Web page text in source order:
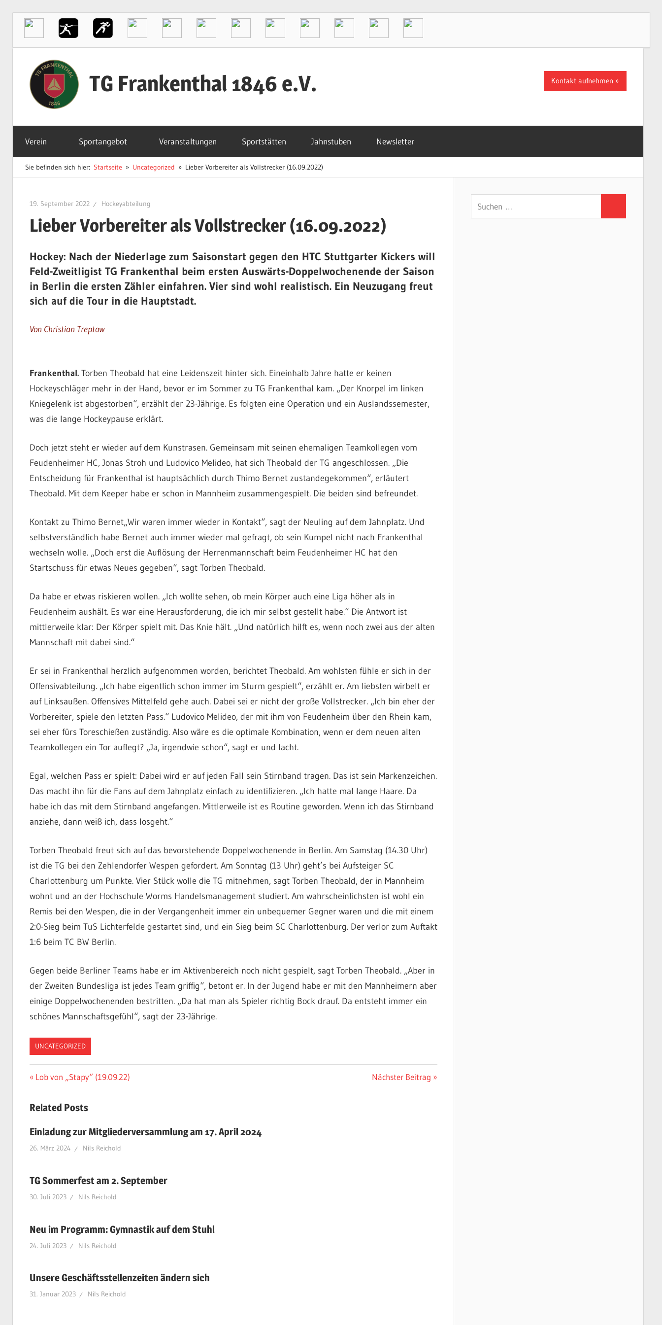
springen
TG Frankenthal 1846 e.V.
Sportverein
in
Frankenthal
Kontakt aufnehmen
Verein Sportangebot Veranstaltungen Sportstätten Jahnstuben Newsletter
Sie befinden sich hier: Startseite Uncategorized Lieber Vorbereiter als Vollstrecker (16.09.2022)
19. September 2022 Hockeyabteilung
Lieber Vorbereiter als Vollstrecker (16.09.2022)
Hockey: Nach der Niederlage zum Saisonstart gegen den HTC Stuttgarter Kickers will
Feld-Zweitligist TG Frankenthal beim ersten Auswärts-Doppelwochenende der Saison
in Berlin die ersten Zähler einfahren. Vier sind wohl realistisch. Ein Neuzugang freut
sich auf die Tour in die Hauptstadt.
Von Christian Treptow
Frankenthal.Torben Theobald hat eine Leidenszeit hinter sich. Eineinhalb Jahre hatte er keinen
Hockeyschläger mehr in der Hand, bevor er im Sommer zu TG Frankenthal kam. „Der Knorpel im linken
Kniegelenk ist abgestorben“, erzählt der 23-Jährige. Es folgten eine Operation und ein Auslandssemester,
was die lange Hockeypause erklärt.
Doch jetzt steht er wieder auf dem Kunstrasen. Gemeinsam mit seinen ehemaligen Teamkollegen vom
Feudenheimer HC, Jonas Stroh und Ludovico Melideo, hat sich Theobald der TG angeschlossen. „Die
Entscheidung für Frankenthal ist hauptsächlich durch Thimo Bernet zustandegekommen“, erläutert
Theobald. Mit dem Keeper habe er schon in Mannheim zusammengespielt. Die beiden sind befreundet.
Kontakt zu Thimo Bernet„Wir waren immer wieder in Kontakt“, sagt der Neuling auf dem Jahnplatz. Und
selbstverständlich habe Bernet auch immer wieder mal gefragt, ob sein Kumpel nicht nach Frankenthal
wechseln wolle. „Doch erst die Auflösung der Herrenmannschaft beim Feudenheimer HC hat den
Startschuss für etwas Neues gegeben“, sagt Torben Theobald.
Da habe er etwas riskieren wollen. „Ich wollte sehen, ob mein Körper auch eine Liga höher als in
Feudenheim aushält. Es war eine Herausforderung, die ich mir selbst gestellt habe.“ Die Antwort ist
mittlerweile klar: Der Körper spielt mit. Das Knie hält. „Und natürlich hilft es, wenn noch zwei aus der alten
Mannschaft mit dabei sind.“
Er sei in Frankenthal herzlich aufgenommen worden, berichtet Theobald. Am wohlsten fühle er sich in der
Offensivabteilung. „Ich habe eigentlich schon immer im Sturm gespielt“, erzählt er. Am liebsten wirbelt er
auf Linksaußen. Offensives Mittelfeld gehe auch. Dabei sei er nicht der große Vollstrecker. „Ich bin eher der
Vorbereiter, spiele den letzten Pass.“ Ludovico Melideo, der mit ihm von Feudenheim über den Rhein kam,
sei eher fürs Toreschießen zuständig. Also wäre es die optimale Kombination, wenn er dem neuen alten
Teamkollegen ein Tor auflegt? „Ja, irgendwie schon“, sagt er und lacht.
Egal, welchen Pass er spielt: Dabei wird er auf jeden Fall sein Stirnband tragen. Das ist sein Markenzeichen.
Das macht ihn für die Fans auf dem Jahnplatz einfach zu identifizieren. „Ich hatte mal lange Haare. Da
habe ich das mit dem Stirnband angefangen. Mittlerweile ist es Routine geworden. Wenn ich das Stirnband
anziehe, dann weiß ich, dass losgeht.“
Torben Theobald freut sich auf das bevorstehende Doppelwochenende in Berlin. Am Samstag (14.30 Uhr)
ist die TG bei den Zehlendorfer Wespen gefordert. Am Sonntag (13 Uhr) geht’s bei Aufsteiger SC
Charlottenburg um Punkte. Vier Stück wolle die TG mitnehmen, sagt Torben Theobald, der in Mannheim
wohnt und an der Hochschule Worms Handelsmanagement studiert. Am wahrscheinlichsten ist wohl ein
Remis bei den Wespen, die in der Vergangenheit immer ein unbequemer Gegner waren und die mit einem
2:0-Sieg beim TuS Lichterfelde gestartet sind, und ein Sieg beim SC Charlottenburg. Der verlor zum Auftakt
1:6 beim TC BW Berlin.
Gegen beide Berliner Teams habe er im Aktivenbereich noch nicht gespielt, sagt Torben Theobald. „Aber in
der Zweiten Bundesliga ist jedes Team griffig“, betont er. In der Jugend habe er mit den Mannheimern aber
einige Doppelwochenenden bestritten. „Da hat man als Spieler richtig Bock drauf. Da entsteht immer ein
schönes Mannschaftsgefühl“, sagt der 23-Jährige.
UNCATEGORIZED
Beitragsnavigation
Vorheriger
Lob von „Stapy“ (19.09.22)
Nächster
Nächster Beitrag
Related Posts
Einladung zur Mitgliederversammlung am 17. April 2024
26. März 2024 Nils Reichold
TG Sommerfest am 2. September
30. Juli 2023 Nils Reichold
Neu im Programm: Gymnastik auf dem Stuhl
24. Juli 2023 Nils Reichold
Unsere Geschäftsstellenzeiten ändern sich
31. Januar 2023 Nils Reichold